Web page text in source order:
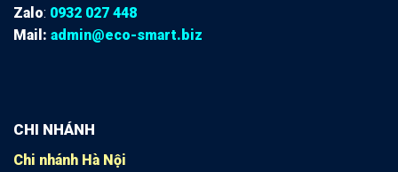
Zalo: 0932 027 448
Mail: admin@eco-smart.biz
CHI NHÁNH
Chi nhánh Hà Nội